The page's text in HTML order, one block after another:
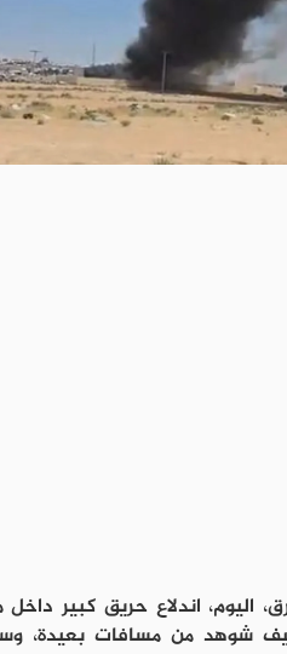
اليوم، اندلاع حريق كبير
شوهد من مسافات بعيدة،